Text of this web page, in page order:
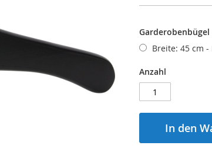
Breite: 45 cm -
Anzahl
In den